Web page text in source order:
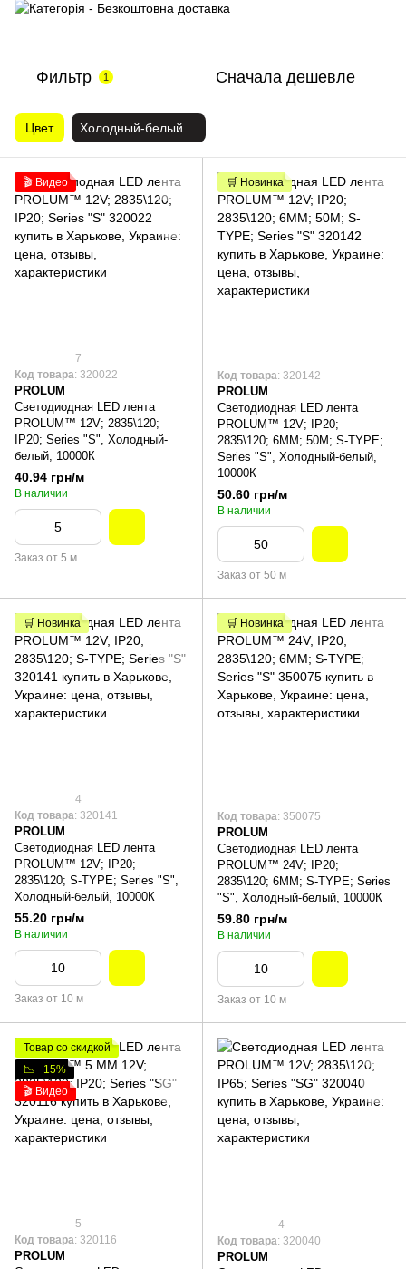
Фильтр 1 Сначала дешевле
Цвет Холодный-белый
🎬 Видео
7
Код товара: 320022
PROLUM
Светодиодная LED лента
PROLUM™ 12V; 2835\120;
IP20; Series "S", Холодный-
белый, 10000К
40.94 грн/м
В наличии
Заказ от 5 м
🛒 Новинка
Код товара: 320142
PROLUM
Светодиодная LED лента
PROLUM™ 12V; IP20;
2835\120; 6ММ; 50M; S-TYPE;
Series "S", Холодный-белый,
10000К
50.60 грн/м
В наличии
Заказ от 50 м
🛒 Новинка
4
Код товара: 320141
PROLUM
Светодиодная LED лента
PROLUM™ 12V; IP20;
2835\120; S-TYPE; Series "S",
Холодный-белый, 10000К
55.20 грн/м
В наличии
Заказ от 10 м
🛒 Новинка
Код товара: 350075
PROLUM
Светодиодная LED лента
PROLUM™ 24V; IP20;
2835\120; 6ММ; S-TYPE; Series
"S", Холодный-белый, 10000К
59.80 грн/м
В наличии
Заказ от 10 м
Товар со скидкой
📉 −15%
🎬 Видео
5
Код товара: 320116
PROLUM
4
Код товара: 320040
PROLUM